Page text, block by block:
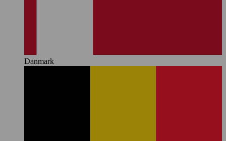
Danmark